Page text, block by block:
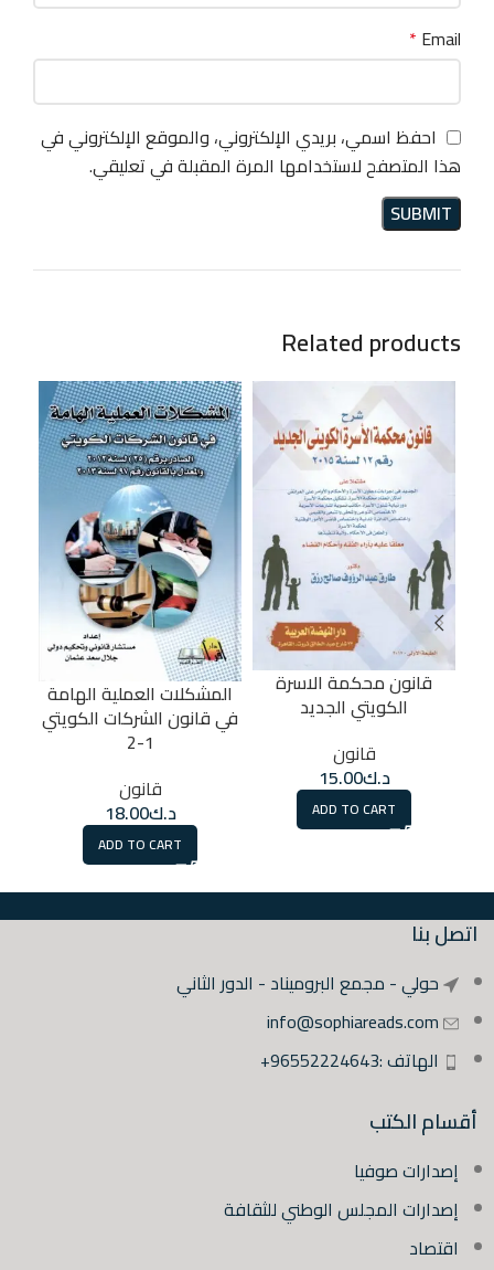
Email
*
احفظ اسمي، بريدي الإلكتروني، والموقع الإلكتروني في
هذا المتصفح لاستخدامها المرة المقبلة في تعليقي.
Related products
قانون محكمة الاسرة
الكويتي الجديد
قانون
د.ك15.00
ADD TO CART
المشكلات العملية الهامة
في قانون الشركات الكويتي
1-2
قانون
د.ك18.00
ADD TO CART
اتصل بنا
حولي - مجمع البروميناد - الدور الثاني
info@sophiareads.com
الهاتف :96552224643+
أقسام الكتب
إصدارات صوفيا
إصدارات المجلس الوطني للثقافة
اقتصاد